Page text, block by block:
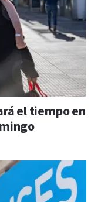
el tiempo en